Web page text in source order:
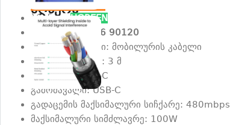
აღწერა
ბრენდი:UGREEN
მოდელი:US316 90120
პროდუქტის ტიპი: მობილურის კაბელი
სადენის სიგრძე: 3 მ
შემავალი: USB-C
გამომავალი: USB-C
გადაცემის მაქსიმალური სიჩქარე: 480mbps
მაქსიმალური სიმძლავრე: 100W